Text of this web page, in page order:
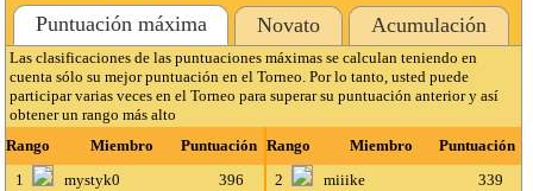
Puntuación máxima
Novato Acumulación
Las clasificaciones de las puntuaciones máximas se calculan teniendo en
cuenta sólo su mejor puntuación en el Torneo. Por lo tanto, usted puede
participar varias veces en el Torneo para superar su puntuación anterior y así
obtener un rango más alto
Rango
Miembro Puntuación Rango Miembro
Puntuación
1
mystyk0 396 2 miiike
339